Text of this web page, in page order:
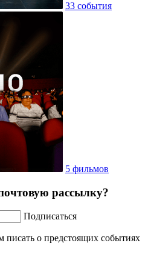
33 события
5 фильмов
рассылку?
Подписаться
писать о предстоящих событиях